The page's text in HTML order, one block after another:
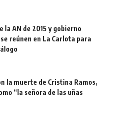
la AN de 2015 y gobierno
reúnen en La Carlota para
la muerte de Cristina Ramos,
“la señora de las uñas